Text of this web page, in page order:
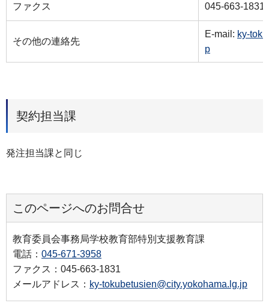
ファクス 045-663-1831
その他の連絡先
E-mail: ky-
p
契約担当課
発注担当課と同じ
このページへのお問合せ
教育委員会事務局学校教育部特別支援教育課
電話： 045-671-3958
ファクス：045-663-1831
メールアドレス： ky-tokubetusien@city.yokohama.lg.jp